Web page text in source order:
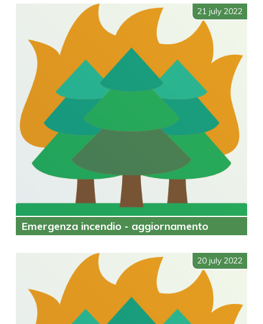
21 july 2022
Emergenza incendio - aggiornamento
20 july 2022